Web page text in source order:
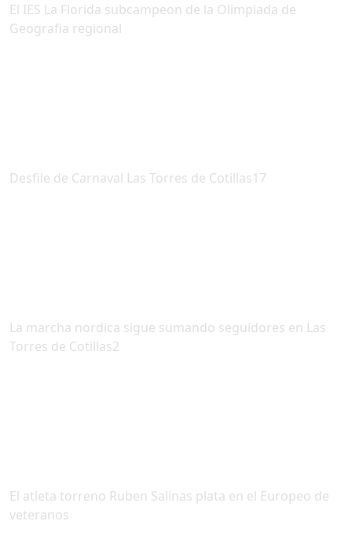
El IES La Florida subcampeon de la Olimpiada de
Geografia regional
Desfile de Carnaval Las Torres de Cotillas17
La marcha nordica sigue sumando seguidores en Las
Torres de Cotillas2
El atleta torreno Ruben Salinas plata en el Europeo de
veteranos